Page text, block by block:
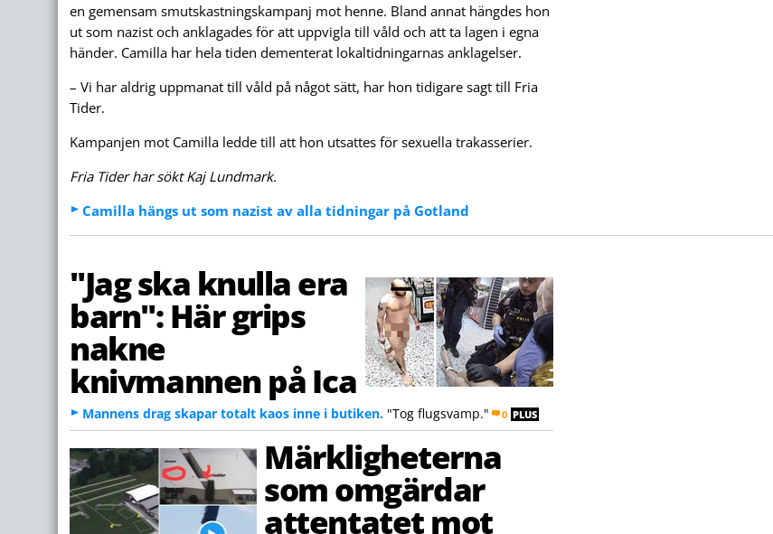
en gemensam smutskastnings­kampanj mot henne. Bland annat hängdes hon
ut som nazist och anklagades för att uppvigla till våld och att ta lagen i egna
händer. Camilla har hela tiden dementerat lokal­tidningarnas anklagelser.
– Vi har aldrig uppmanat till våld på något sätt, har hon tidigare sagt till Fria
Tider.
Kampanjen mot Camilla ledde till att hon utsattes för sexuella trakasserier.
Fria Tider har sökt Kaj Lundmark.
Camilla hängs ut som nazist av alla tidningar på Gotland
"Jag ska knulla era
barn": Här grips
nakne
knivmannen på Ica
Mannens drag skapar totalt kaos inne i butiken. "Tog flugsvamp." 0 PLUS
Märkligheterna
som omgärdar
attentatet mot